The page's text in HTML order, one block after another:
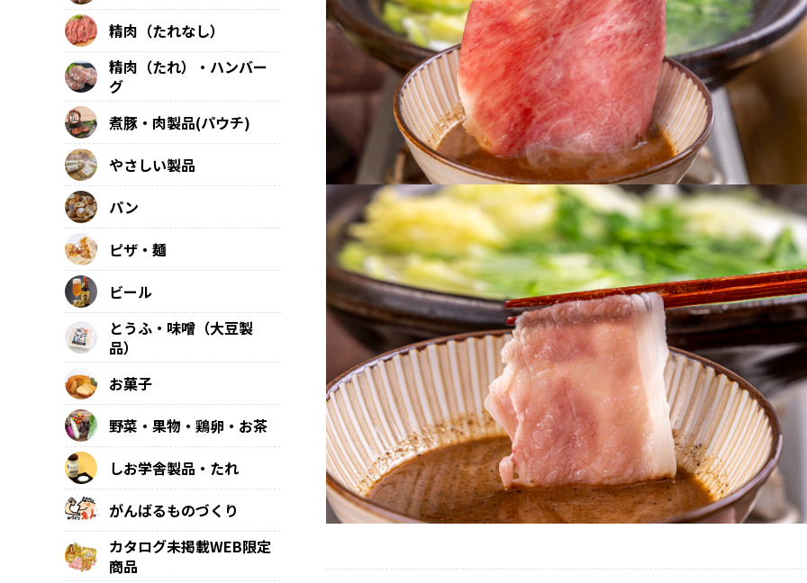
精肉（たれなし）
精肉（たれ）・ハンバー
グ
煮豚・肉製品(パウチ)
やさしい製品
パン
ピザ・麺
ビール
とうふ・味噌（大豆製
品）
お菓子
野菜・果物・鶏卵・お茶
しお学舎製品・たれ
がんばるものづくり
カタログ未掲載WEB限定
商品